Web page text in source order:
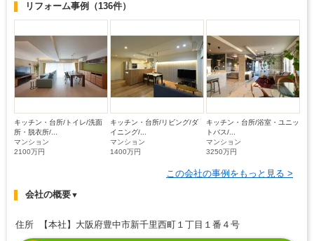
リフォーム事例 （136件）
キッチン・台所/トイレ/洗面
所・脱衣所/...
マンション
2100万円
キッチン・台所/リビング/ダ
イニング/...
マンション
1400万円
キッチン・台所/浴室・ユニッ
トバス/...
マンション
3250万円
この会社の事例をもっと見る >
会社の概要▼
住所 【本社】大阪府豊中市新千里西町１丁目１番４号